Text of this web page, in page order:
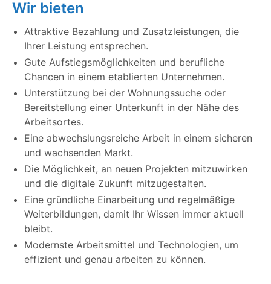
Wir bieten
Attraktive Bezahlung und Zusatzleistungen, die
Ihrer Leistung entsprechen.
Gute Aufstiegsmöglichkeiten und berufliche
Chancen in einem etablierten Unternehmen.
Unterstützung bei der Wohnungssuche oder
Bereitstellung einer Unterkunft in der Nähe des
Arbeitsortes.
Eine abwechslungsreiche Arbeit in einem sicheren
und wachsenden Markt.
Die Möglichkeit, an neuen Projekten mitzuwirken
und die digitale Zukunft mitzugestalten.
Eine gründliche Einarbeitung und regelmäßige
Weiterbildungen, damit Ihr Wissen immer aktuell
bleibt.
Modernste Arbeitsmittel und Technologien, um
effizient und genau arbeiten zu können.